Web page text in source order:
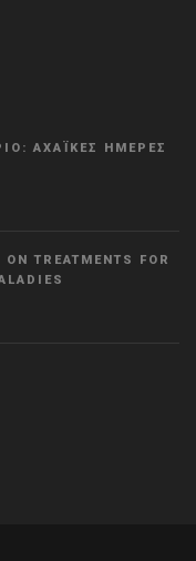
ΑΧΑΪΚΈΣ ΗΜΈΡΕΣ
TREATMENTS FOR